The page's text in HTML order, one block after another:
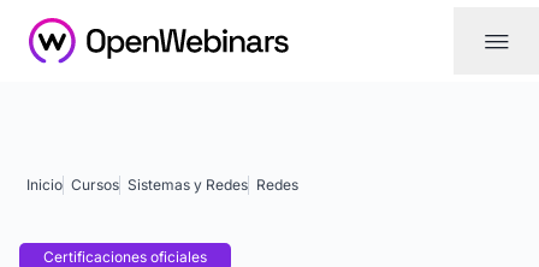
|||
Inicio Cursos Sistemas y Redes Redes
Certificaciones oficiales